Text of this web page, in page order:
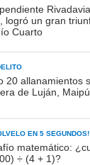
logró un gran
Cuarto
20 allanamientos
de Luján,
EN 5 SEGUNDOS!
matemático:
÷ (4 + 1)?